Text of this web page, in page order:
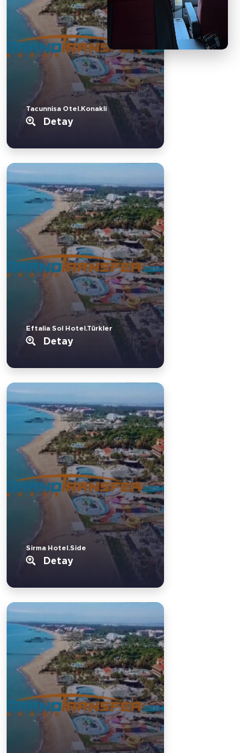
Tacunnisa Otel.Konakli
Detay
Eftalia Sol Hotel.Türkler
Detay
Sirma Hotel.Side
Detay